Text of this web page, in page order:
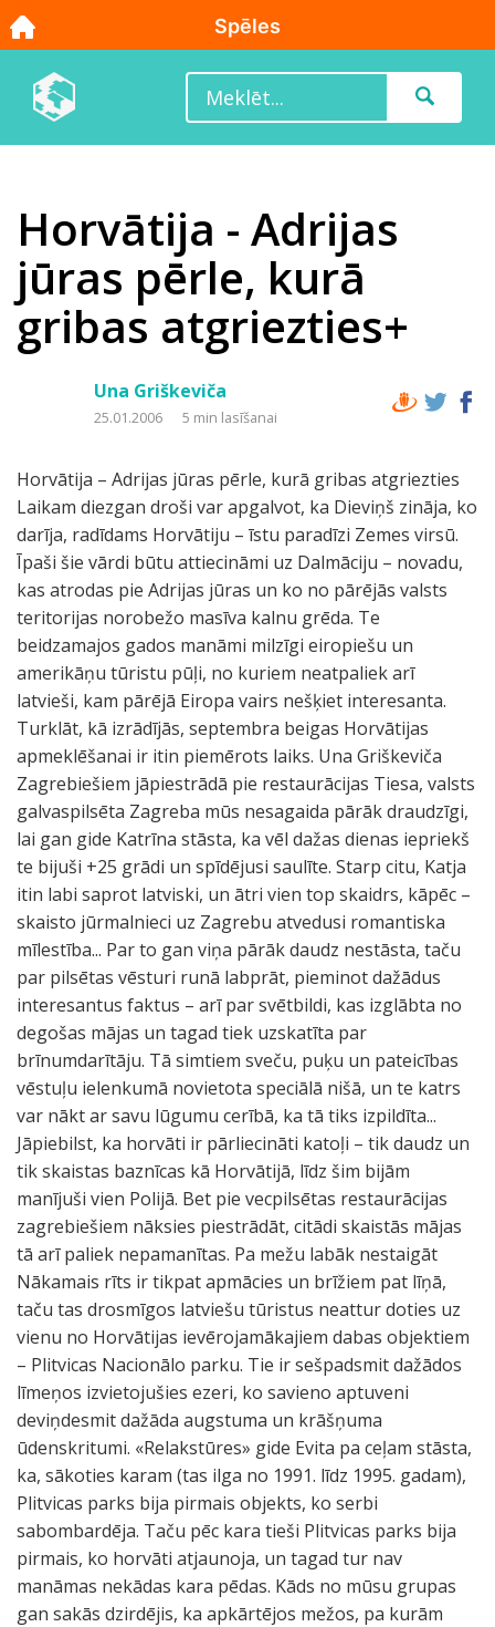
Horvātija - Adrijas
jūras pērle, kurā
gribas atgriezties+
Una Griškeviča
25.01.2006 5 min lasīšanai
Horvātija – Adrijas jūras pērle, kurā gribas atgriezties
Laikam diezgan droši var apgalvot, ka Dieviņš zināja, ko
darīja, radīdams Horvātiju – īstu paradīzi Zemes virsū.
Īpaši šie vārdi būtu attiecināmi uz Dalmāciju – novadu,
kas atrodas pie Adrijas jūras un ko no pārējās valsts
teritorijas norobežo masīva kalnu grēda. Te
beidzamajos gados manāmi milzīgi eiropiešu un
amerikāņu tūristu pūļi, no kuriem neatpaliek arī
latvieši, kam pārējā Eiropa vairs nešķiet interesanta.
Turklāt, kā izrādījās, septembra beigas Horvātijas
apmeklēšanai ir itin piemērots laiks. Una Griškeviča
Zagrebiešiem jāpiestrādā pie restaurācijas Tiesa, valsts
galvaspilsēta Zagreba mūs nesagaida pārāk draudzīgi,
lai gan gide Katrīna stāsta, ka vēl dažas dienas iepriekš
te bijuši +25 grādi un spīdējusi saulīte. Starp citu, Katja
itin labi saprot latviski, un ātri vien top skaidrs, kāpēc –
skaisto jūrmalnieci uz Zagrebu atvedusi romantiska
mīlestība... Par to gan viņa pārāk daudz nestāsta, taču
par pilsētas vēsturi runā labprāt, pieminot dažādus
interesantus faktus – arī par svētbildi, kas izglābta no
degošas mājas un tagad tiek uzskatīta par
brīnumdarītāju. Tā simtiem sveču, puķu un pateicības
vēstuļu ielenkumā novietota speciālā nišā, un te katrs
var nākt ar savu lūgumu cerībā, ka tā tiks izpildīta...
Jāpiebilst, ka horvāti ir pārliecināti katoļi – tik daudz un
tik skaistas baznīcas kā Horvātijā, līdz šim bijām
manījuši vien Polijā. Bet pie vecpilsētas restaurācijas
zagrebiešiem nāksies piestrādāt, citādi skaistās mājas
tā arī paliek nepamanītas. Pa mežu labāk nestaigāt
Nākamais rīts ir tikpat apmācies un brīžiem pat līņā,
taču tas drosmīgos latviešu tūristus neattur doties uz
vienu no Horvātijas ievērojamākajiem dabas objektiem
– Plitvicas Nacionālo parku. Tie ir sešpadsmit dažādos
līmeņos izvietojušies ezeri, ko savieno aptuveni
deviņdesmit dažāda augstuma un krāšņuma
ūdenskritumi. «Relakstūres» gide Evita pa ceļam stāsta,
ka, sākoties karam (tas ilga no 1991. līdz 1995. gadam),
Plitvicas parks bija pirmais objekts, ko serbi
sabombardēja. Taču pēc kara tieši Plitvicas parks bija
pirmais, ko horvāti atjaunoja, un tagad tur nav
manāmas nekādas kara pēdas. Kāds no mūsu grupas
gan sakās dzirdējis, ka apkārtējos mežos, pa kurām